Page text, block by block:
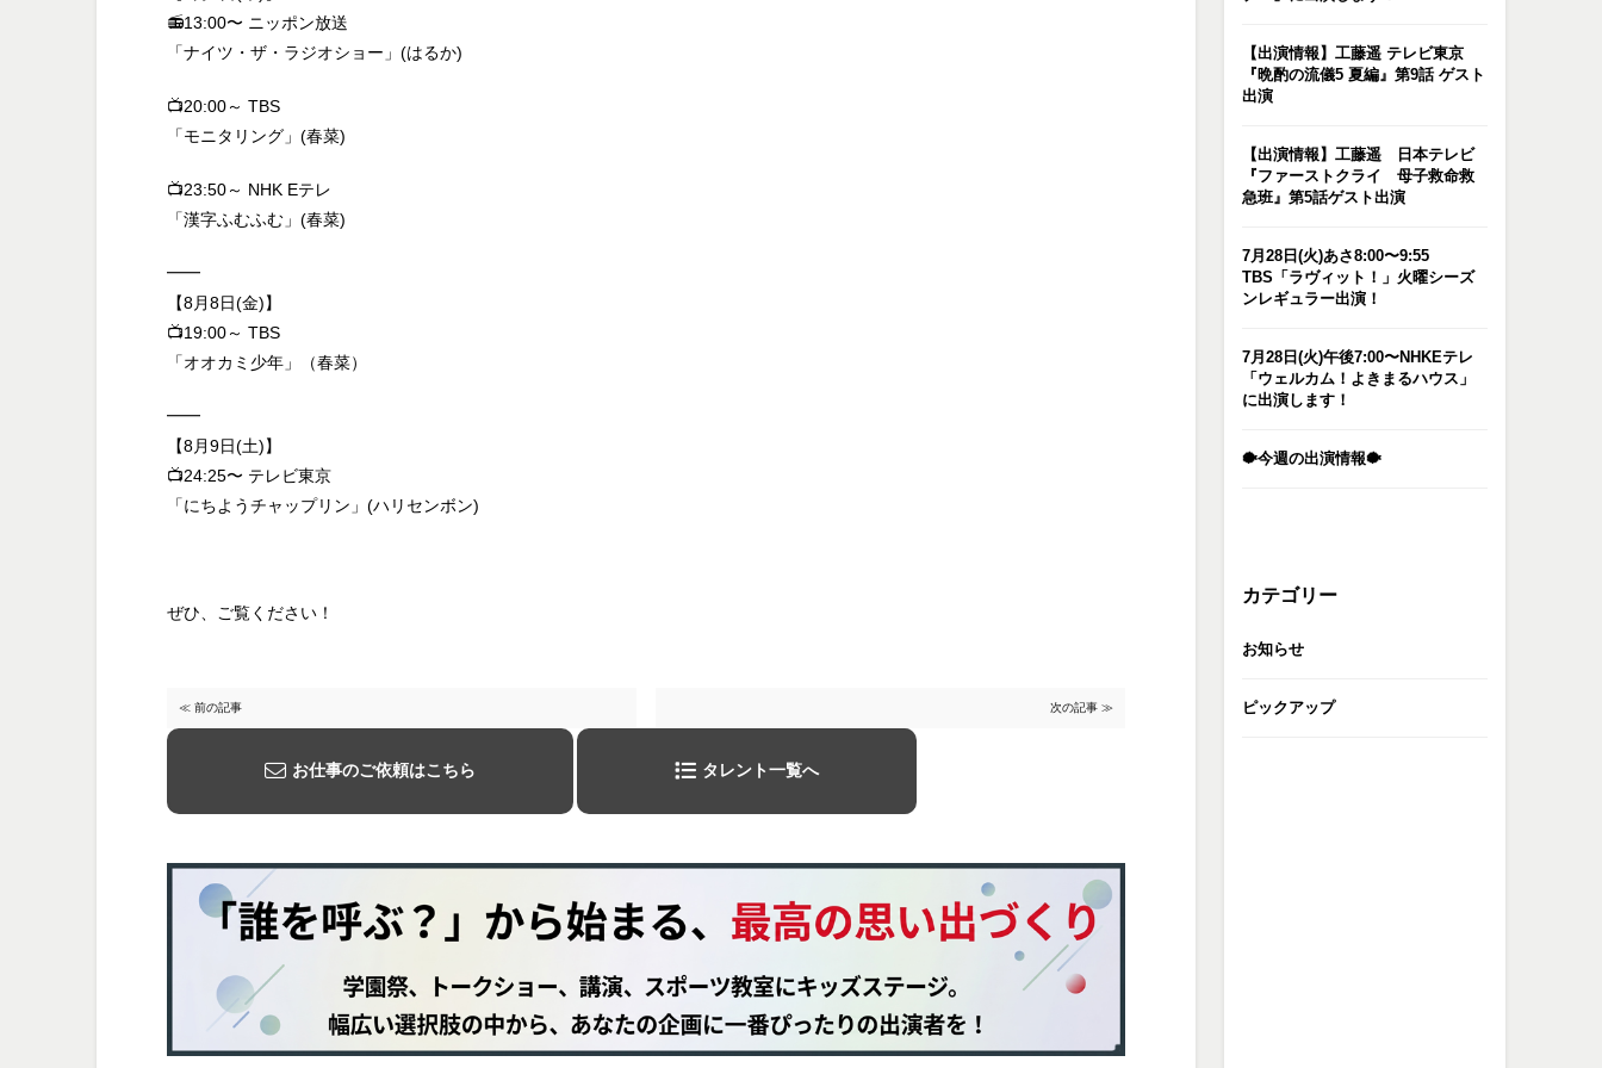
📻13:00〜 ニッポン放送
「ナイツ・ザ・ラジオショー」(はるか)
📺20:00～ TBS
「モニタリング」(春菜)
📺23:50～ NHK Eテレ
「漢字ふむふむ」(春菜)
━━
【8月8日(金)】
📺19:00～ TBS
「オオカミ少年」（春菜）
━━
【8月9日(土)】
📺24:25〜 テレビ東京
「にちようチャップリン」(ハリセンボン)
ぜひ、ご覧ください！
≪ 前の記事 次の記事 ≫
お仕事のご依頼はこちら タレント一覧へ
【出演情報】工藤遥 テレビ東京
『晩酌の流儀5 夏編』第9話 ゲスト
出演
【出演情報】工藤遥 日本テレビ
『ファーストクライ 母子救命救
急班』第5話ゲスト出演
7月28日(火)あさ8:00〜9:55
TBS「ラヴィット！」火曜シーズ
ンレギュラー出演！
7月28日(火)午後7:00〜NHKEテレ
「ウェルカム！よきまるハウス」
に出演します！
🐡今週の出演情報🐡
カテゴリー
お知らせ
ピックアップ